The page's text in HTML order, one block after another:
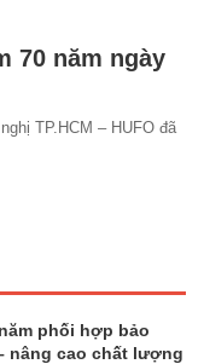
70 năm ngày
TP.HCM – HUFO đã
phối hợp bảo
nâng cao chất lượng